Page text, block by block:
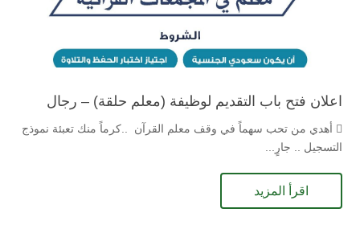
اعلان فتح باب التقديم لوظيفة (معلم حلقة) – رجال
 أهدي من تحب سهماً في وقف معلم القرآن ..كرماً منك تعبئة نموذج
التسجيل .. جارٍ...
اقرأ المزيد